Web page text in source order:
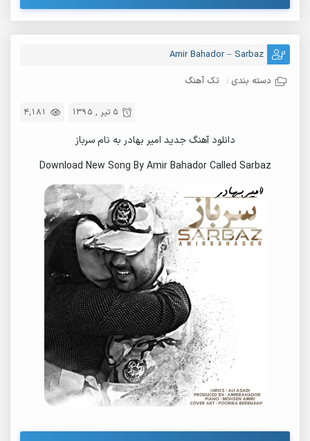
Amir Bahador – Sarbaz
دسته بندی : تک آهنگ
4,181 5 تیر , 1395
دانلود آهنگ جدید امیر بهادر به نام سرباز
Download New Song By Amir Bahador Called Sarbaz